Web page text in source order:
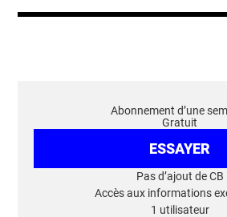
Abonnement d’une
Gratuit
ESSAYER
Pas d’ajout de CB
Accès aux informations
1 utilisateur